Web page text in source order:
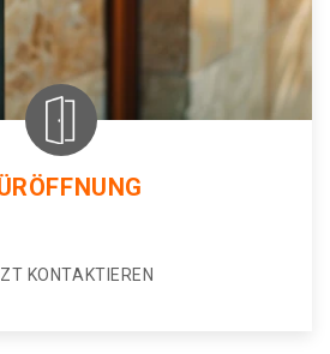
KONTAKTIEREN